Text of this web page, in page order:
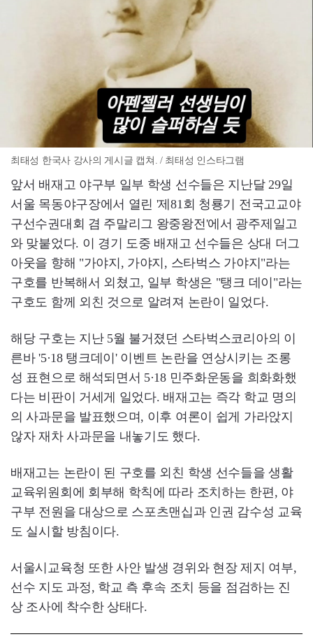
최태성 한국사 강사의 게시글 캡쳐. / 최태성 인스타그램
앞서 배재고 야구부 일부 학생 선수들은 지난달 29일
서울 목동야구장에서 열린 '제81회 청룡기 전국고교야
구선수권대회 겸 주말리그 왕중왕전'에서 광주제일고
와 맞붙었다. 이 경기 도중 배재고 선수들은 상대 더그
아웃을 향해 "가야지, 가야지, 스타벅스 가야지"라는
구호를 반복해서 외쳤고, 일부 학생은 "탱크 데이"라는
구호도 함께 외친 것으로 알려져 논란이 일었다.
해당 구호는 지난 5월 불거졌던 스타벅스코리아의 이
른바 '5·18 탱크데이' 이벤트 논란을 연상시키는 조롱
성 표현으로 해석되면서 5·18 민주화운동을 희화화했
다는 비판이 거세게 일었다. 배재고는 즉각 학교 명의
의 사과문을 발표했으며, 이후 여론이 쉽게 가라앉지
않자 재차 사과문을 내놓기도 했다.
배재고는 논란이 된 구호를 외친 학생 선수들을 생활
교육위원회에 회부해 학칙에 따라 조치하는 한편, 야
구부 전원을 대상으로 스포츠맨십과 인권 감수성 교육
도 실시할 방침이다.
서울시교육청 또한 사안 발생 경위와 현장 제지 여부,
선수 지도 과정, 학교 측 후속 조치 등을 점검하는 진
상 조사에 착수한 상태다.